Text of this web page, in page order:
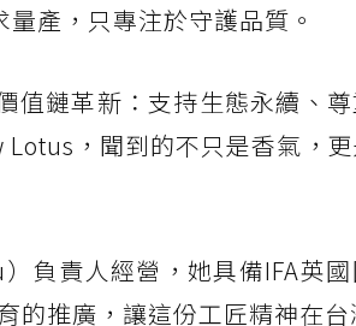
產，只專注於守護品質。
值鏈革新：支持生態永續、
，聞到的不只是香氣，
負責人經營，她具備IFA英
的推廣，讓這份工匠精神在